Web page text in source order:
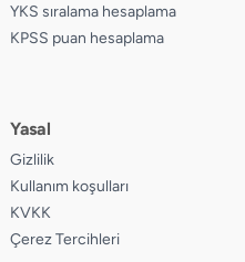
YKS sıralama hesaplama
KPSS puan hesaplama
Yasal
Gizlilik
Kullanım koşulları
KVKK
Çerez Tercihleri